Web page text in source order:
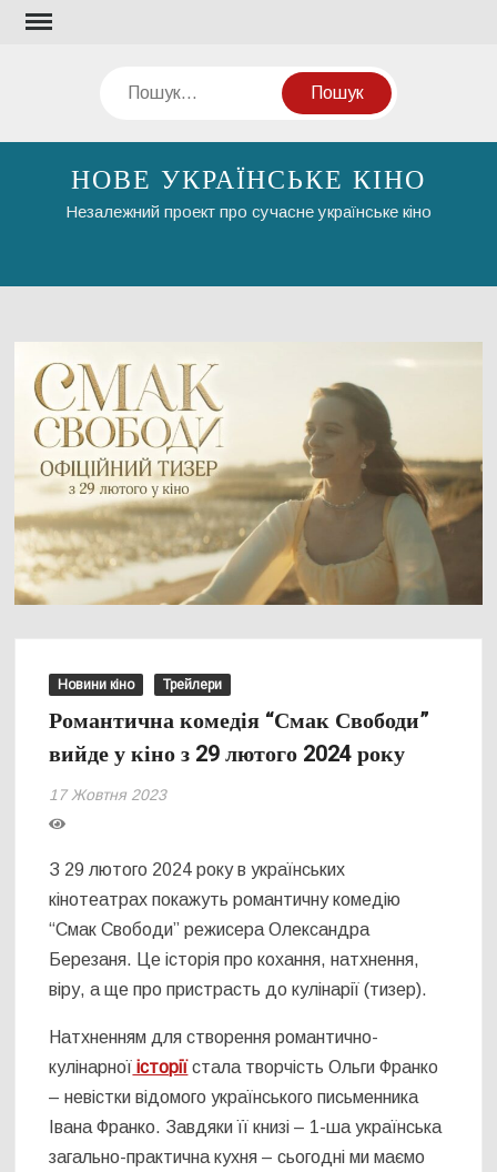
Перейти
Пошук
НОВЕ УКРАЇНСЬКЕ КІНО
Незалежний проект про сучасне українське кіно
Новини кіно Трейлери
Романтична комедія “Смак Свободи”
вийде у кіно з 29 лютого 2024 року
17 Жовтня 2023
З 29 лютого 2024 року в українських
кінотеатрах покажуть романтичну комедію
“Смак Свободи” режисера Олександра
Березаня. Це історія про кохання, натхнення,
віру, а ще про пристрасть до кулінарії (тизер).
Натхненням для створення романтично-
кулінарної історіїстала творчість Ольги Франко
– невістки відомого українського письменника
Івана Франко. Завдяки її книзі – 1-ша українська
загально-практична кухня – сьогодні ми маємо